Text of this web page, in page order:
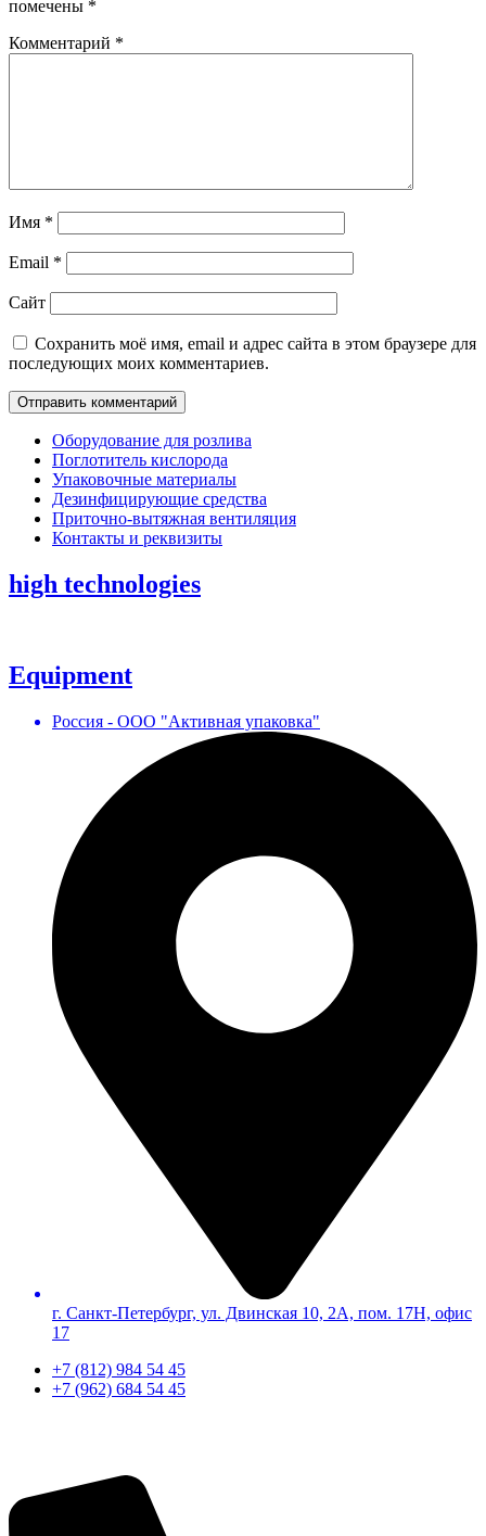
помечены *
Комментарий *
Имя *
Email *
Сайт
Сохранить моё имя, email и адрес сайта в этом браузере для
последующих моих комментариев.
Оборудование для розлива
Поглотитель кислорода
Упаковочные материалы
Дезинфицирующие средства
Приточно-вытяжная вентиляция
Контакты и реквизиты
high technologies
Equipment
Россия - ООО "Активная упаковка"
г. Санкт-Петербург, ул. Двинская 10, 2А, пом. 17Н, офис
17
+7 (812) 984 54 45
+7 (962) 684 54 45